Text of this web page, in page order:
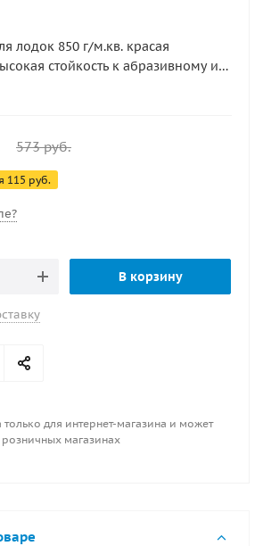
лодок 850 г/м.кв. красая
стойкость к абразивному и
Многослойный ПВХ материал
плетёного нейлона и
к истиранию. Ширина рулона
573руб.
115 руб.
В корзину
только для интернет-магазина и может
розничных магазинах